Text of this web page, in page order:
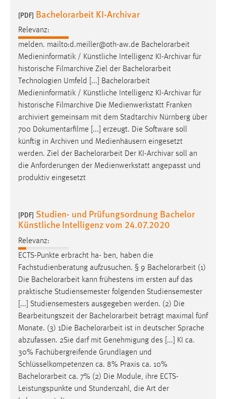
[PDF] Bachelorarbeit KI-Archivar
Relevanz:
melden. mailto:d.meiller@oth-aw.de Bachelorarbeit
Medieninformatik / Künstliche Intelligenz KI-Archivar für
historische Filmarchive Ziel der Bachelorarbeit
Technologien Umfeld [...] Bachelorarbeit
Medieninformatik / Künstliche Intelligenz KI-Archivar für
historische Filmarchive Die Medienwerkstatt Franken
archiviert gemeinsam mit dem Stadtarchiv Nürnberg über
700 Dokumentarfilme [...] erzeugt. Die Software soll
künftig in Archiven und Medienhäusern eingesetzt
werden. Ziel der Bachelorarbeit Der KI-Archivar soll an
die Anforderungen der Medienwerkstatt angepasst und
produktiv eingesetzt
[PDF] Studien- und Prüfungsordnung Bachelor
Künstliche Intelligenz vom 24.07.2020
Relevanz:
ECTS-Punkte erbracht ha- ben, haben die
Fachstudienberatung aufzusuchen. § 9 Bachelorarbeit (1)
Die Bachelorarbeit kann frühestens im ersten auf das
praktische Studiensemester folgenden Studiensemester
[...] Studiensemesters ausgegeben werden. (2) Die
Bearbeitungszeit der Bachelorarbeit beträgt maximal fünf
Monate. (3) 1Die Bachelorarbeit ist in deutscher Sprache
abzufassen. 2Sie darf mit Genehmigung des [...] KI ca.
30% Fachübergreifende Grundlagen und
Schlüsselkompetenzen ca. 8% Praxis ca. 10%
Bachelorarbeit ca. 7% (2) Die Module, ihre ECTS-
Leistungspunkte und Stundenzahl, die Art der
MARKETING
Marketing Cookies werden von Drittanbietern
verwendet, um personalisierte Werbung anzuzeigen.
Sie tun dies, indem sie Besucher über Websites
hinweg verfolgen.
Google Ads
Name:
Anbieter:
Google Ireland Limited
Zweck:
Conversion-Tracking
3 Monate
Facebook Pixel
Name:
Anbieter:
Facebook
Zweck:
Conversion-Tracking
Cookie Laufzeit:
3 Monate